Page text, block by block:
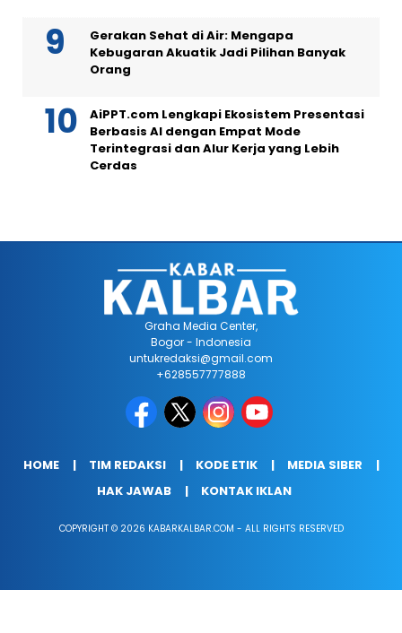
Gerakan Sehat di Air: Mengapa
Kebugaran Akuatik Jadi Pilihan Banyak
Orang
AiPPT.com Lengkapi Ekosistem Presentasi
Berbasis AI dengan Empat Mode
Terintegrasi dan Alur Kerja yang Lebih
Cerdas
Graha Media Center,
Bogor - Indonesia
untukredaksi@gmail.com
+628557777888
HOME TIM REDAKSI KODE ETIK
MEDIA SIBER
HAK JAWAB
KONTAK IKLAN
COPYRIGHT © 2026 KABARKALBAR.COM - ALL RIGHTS RESERVED